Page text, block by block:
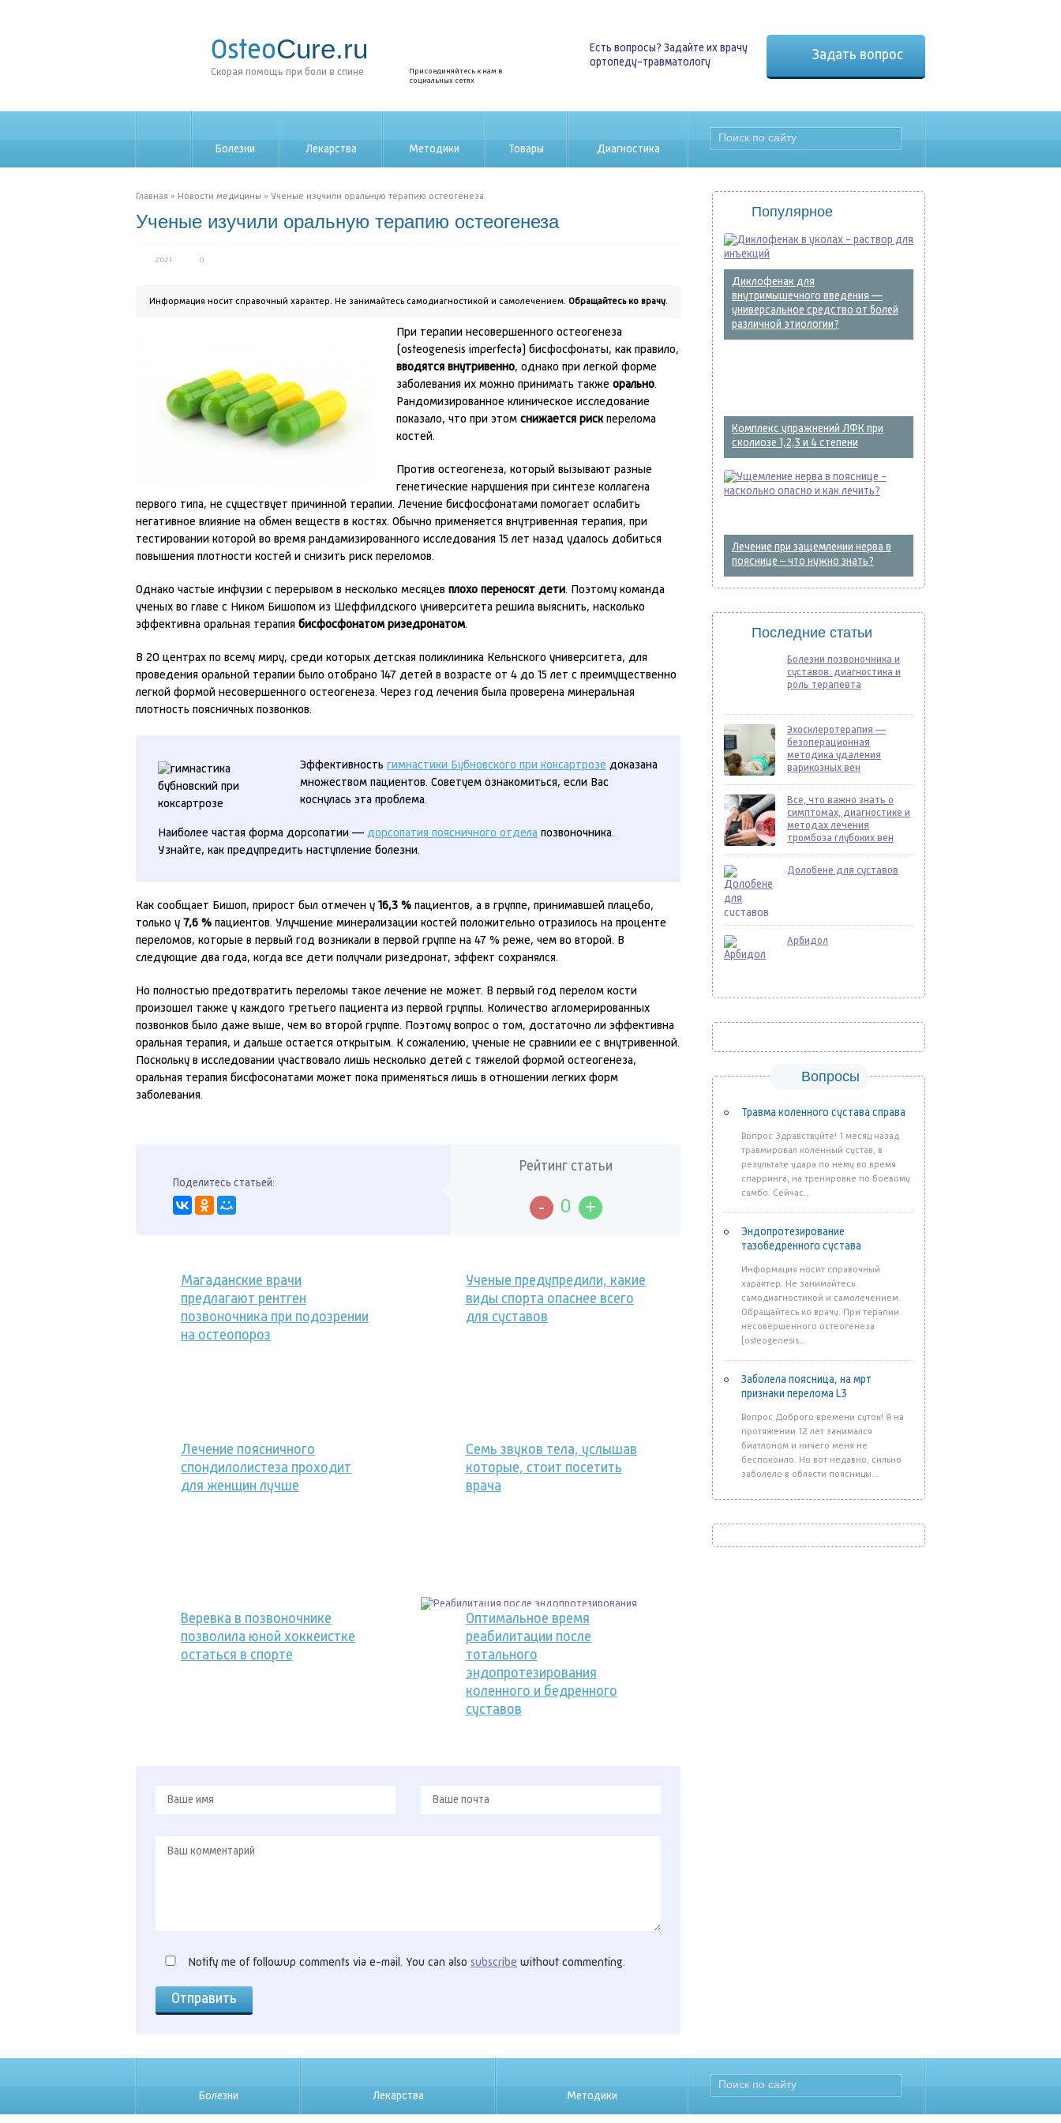
OsteoCure.ru
Скорая помощь при боли в спине
Присоединяйтесь к нам в
социальных сетях
Есть вопросы? Задайте их врачу
ортопеду-травматологу
Задать вопрос
Болезни Лекарства Методики Товары Диагностика
Главная » Новости медицины » Ученые изучили оральную терапию остеогенеза
Ученые изучили оральную терапию остеогенеза
2021 0
Информация носит справочный характер. Не занимайтесь самодиагностикой и самолечением. Обращайтесь ко врачу.
При терапии несовершенного остеогенеза
(osteogenesis imperfecta) бисфосфонаты, как правило,
вводятся внутривенно, однако при легкой форме
заболевания их можно принимать также орально.
Рандомизированное клиническое исследование
показало, что при этом снижается рискперелома
костей.
Против остеогенеза, который вызывают разные
генетические нарушения при синтезе коллагена
первого типа, не существует причинной терапии. Лечение бисфосфонатами помогает ослабить
негативное влияние на обмен веществ в костях. Обычно применяется внутривенная терапия, при
тестировании которой во время рандамизированного исследования 15 лет назад удалось добиться
повышения плотности костей и снизить риск переломов.
Однако частые инфузии с перерывом в несколько месяцев плохо переносят дети. Поэтому команда
ученых во главе с Ником Бишопом из Шеффилдского университета решила выяснить, насколько
эффективна оральная терапия бисфосфонатом ризедронатом.
В 20 центрах по всему миру, среди которых детская поликлиника Кельнского университета, для
проведения оральной терапии было отобрано 147 детей в возрасте от 4 до 15 лет с преимущественно
легкой формой несовершенного остеогенеза. Через год лечения была проверена минеральная
плотность поясничных позвонков.
Эффективность гимнастики Бубновского при коксартрозе доказана
множеством пациентов. Советуем ознакомиться, если Вас
коснулась эта проблема.
Наиболее частая форма дорсопатии — дорсопатия поясничного отдела позвоночника.
Узнайте, как предупредить наступление болезни.
Как сообщает Бишоп, прирост был отмечен у 16,3 % пациентов, а в группе, принимавшей плацебо,
только у 7,6 % пациентов. Улучшение минерализации костей положительно отразилось на проценте
переломов, которые в первый год возникали в первой группе на 47 % реже, чем во второй. В
следующие два года, когда все дети получали ризедронат, эффект сохранялся.
Но полностью предотвратить переломы такое лечение не может. В первый год перелом кости
произошел также у каждого третьего пациента из первой группы. Количество агломерированных
позвонков было даже выше, чем во второй группе. Поэтому вопрос о том, достаточно ли эффективна
оральная терапия, и дальше остается открытым. К сожалению, ученые не сравнили ее с внутривенной.
Поскольку в исследовании участвовало лишь несколько детей с тяжелой формой остеогенеза,
оральная терапия бисфосонатами может пока применяться лишь в отношении легких форм
заболевания.
Поделитесь статьей:
Рейтинг статьи
- 0 +
Магаданские врачи
предлагают рентген
позвоночника при подозрении
на остеопороз
Ученые предупредили, какие
виды спорта опаснее всего
для суставов
Лечение поясничного
спондилолистеза проходит
для женщин лучше
Семь звуков тела, услышав
которые, стоит посетить
врача
Веревка в позвоночнике
позволила юной хоккеистке
остаться в спорте
Оптимальное время
реабилитации после
тотального
эндопротезирования
коленного и бедренного
суставов
Notify me of followup comments via e-mail. You can also subscribe without commenting.
Популярное
Диклофенак для
внутримышечного введения —
универсальное средство от болей
различной этиологии?
Комплекс упражнений ЛФК при
сколиозе 1,2,3 и 4 степени
Лечение при защемлении нерва в
пояснице – что нужно знать?
Последние статьи
Болезни позвоночника и
суставов: диагностика и
роль терапевта
Эхосклеротерапия —
безоперационная
методика удаления
варикозных вен
Все, что важно знать о
симптомах, диагностике и
методах лечения
тромбоза глубоких вен
Долобене для суставов
Арбидол
Вопросы
Травма коленного сустава справа
Вопрос Здравствуйте! 1 месяц назад
травмировал коленный сустав, в
результате удара по нему во время
спарринга, на тренировке по боевому
самбо. Сейчас...
Эндопротезирование
тазобедренного сустава
Информация носит справочный
характер. Не занимайтесь
самодиагностикой и самолечением.
Обращайтесь ко врачу. При терапии
несовершенного остеогенеза
(osteogenesis...
Заболела поясница, на мрт
признаки перелома L3
Вопрос Доброго времени суток! Я на
протяжении 12 лет занимался
биатлоном и ничего меня не
беспокоило. Но вот недавно, сильно
заболело в области поясницы...
Болезни Лекарства Методики